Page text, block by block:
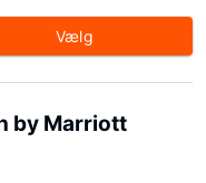
Vælg
by Marriott